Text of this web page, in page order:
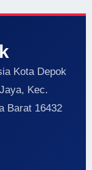
Kota Depok
Kec.
Barat 16432